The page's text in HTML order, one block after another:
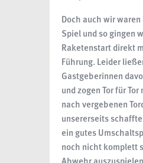
Doch auch wir
Spiel und so gingen
Raketenstart direkt
Führung. Leider
Gastgeberinnen
und zogen Tor für
nach vergebenen
unsererseits
ein gutes
noch nicht komplett